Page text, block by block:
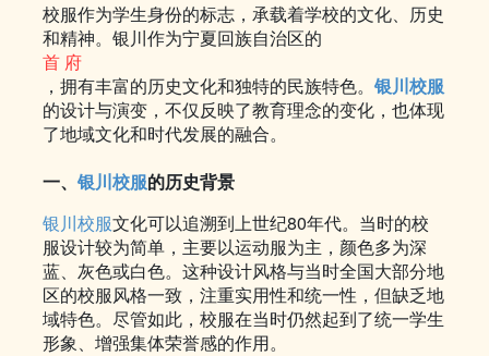
校服作为学生身份的标志，承载着学校的文化、历史
和精神。银川作为宁夏回族自治区的
首 府
，拥有丰富的历史文化和独特的民族特色。银川校服
的设计与演变，不仅反映了教育理念的变化，也体现
了地域文化和时代发展的融合。
一、银川校服的历史背景
银川校服文化可以追溯到上世纪80年代。当时的校
服设计较为简单，主要以运动服为主，颜色多为深
蓝、灰色或白色。这种设计风格与当时全国大部分地
区的校服风格一致，注重实用性和统一性，但缺乏地
域特色。尽管如此，校服在当时仍然起到了统一学生
形象、增强集体荣誉感的作用。